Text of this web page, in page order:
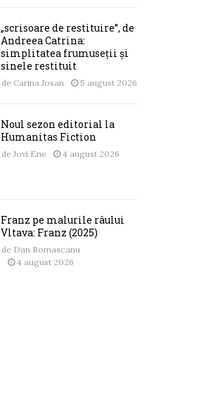
„scrisoare de restituire”, de
Andreea Catrina:
simplitatea frumuseții și
sinele restituit
de Carina Josan 5 august 2026
Noul sezon editorial la
Humanitas Fiction
de Jovi Ene 4 august 2026
Franz pe malurile râului
Vltava: Franz (2025)
de Dan Romascanu
4 august 2026